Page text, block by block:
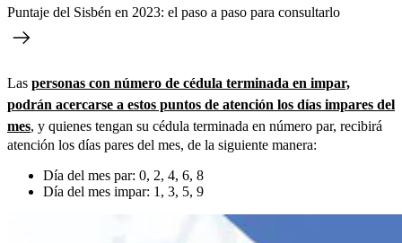
Puntaje del Sisbén en 2023: el paso a paso para consultarlo
Las personas con número de cédula terminada en impar,
podrán acercarse a estos puntos de atención los días impares del
mes, y quienes tengan su cédula terminada en número par, recibirá
atención los días pares del mes, de la siguiente manera:
Día del mes par: 0, 2, 4, 6, 8
Día del mes impar: 1, 3, 5, 9